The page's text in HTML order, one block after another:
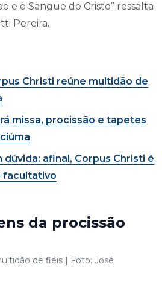
e o Sangue de Cristo” ressalta
Pereira.
Christi reúne multidão de
missa, procissão e tapetes
dúvida: afinal, Corpus Christi é
facultativo
da procissão
de fiéis | Foto: José